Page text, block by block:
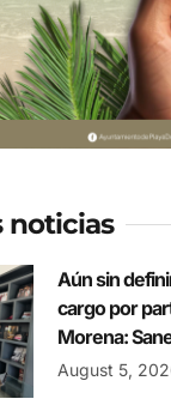
noticias
Aún sin
cargo por
Morena:
August 5,